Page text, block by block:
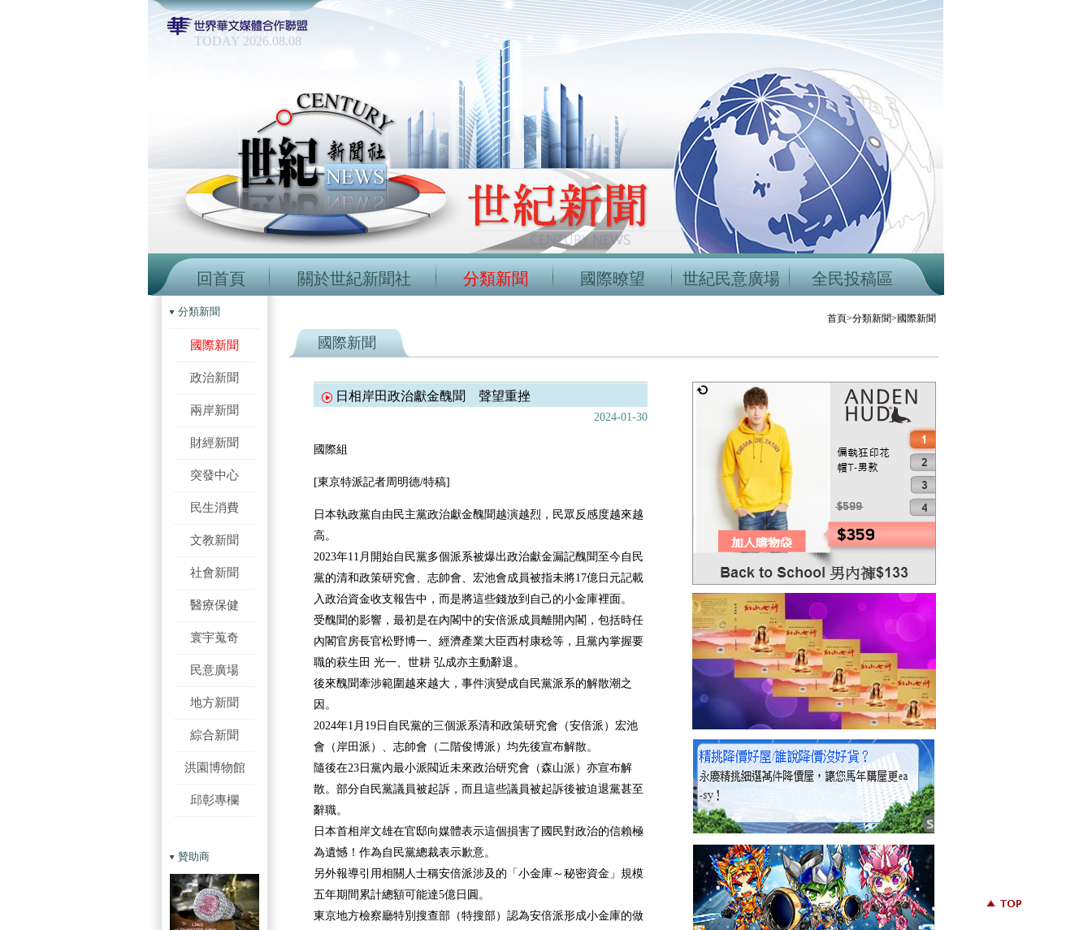
TODAY 2026.08.08
回首頁 關於世紀新聞社 分類新聞 國際暸望 世紀民意廣場 全民投稿區
分類新聞
國際新聞
政治新聞
兩岸新聞
財經新聞
突發中心
民生消費
文教新聞
社會新聞
醫療保健
寰宇蒐奇
民意廣場
地方新聞
綜合新聞
洪園博物館
邱彰專欄
贊助商
首頁>分類新聞>國際新聞
國際新聞
日相岸田政治獻金醜聞 聲望重挫
2024-01-30
國際組
[東京特派記者周明德/特稿]
日本執政黨自由民主黨政治獻金醜聞越演越烈，民眾反感度越來越
高。
2023年11月開始自民黨多個派系被爆出政治獻金漏記醜聞至今自民
黨的清和政策研究會、志帥會、宏池會成員被指未將17億日元記載
入政治資金收支報告中，而是將這些錢放到自己的小金庫裡面。
受醜聞的影響，最初是在內閣中的安倍派成員離開內閣，包括時任
內閣官房長官松野博一、經濟產業大臣西村康稔等，且黨內掌握要
職的萩生田 光一、世耕 弘成亦主動辭退。
後來醜聞牽涉範圍越來越大，事件演變成自民黨派系的解散潮之
因。
2024年1月19日自民黨的三個派系清和政策研究會（安倍派）宏池
會（岸田派）、志帥會（二階俊博派）均先後宣布解散。
隨後在23日黨內最小派閥近未來政治研究會（森山派）亦宣布解
散。部分自民黨議員被起訴，而且這些議員被起訴後被迫退黨甚至
辭職。
日本首相岸文雄在官邸向媒體表示這個損害了國民對政治的信賴極
為遺憾！作為自民黨總裁表示歉意。
另外報導引用相關人士稱安倍派涉及的「小金庫～秘密資金」規模
五年期間累計總額可能達5億日圓。
東京地方檢察廳特別搜查部（特搜部）認為安倍派形成小金庫的做